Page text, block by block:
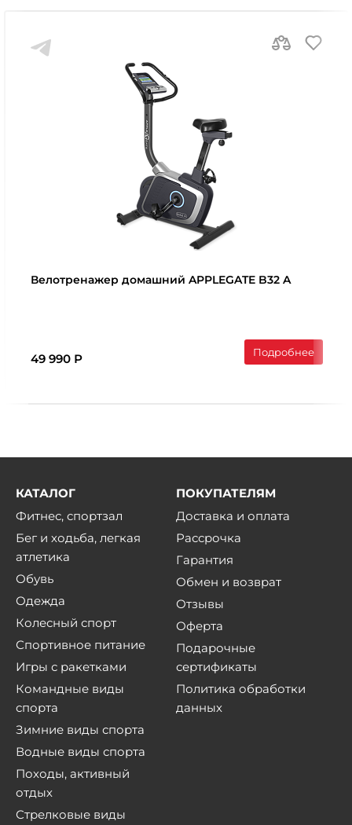
Велотренажер домашний APPLEGATE B32 A
49 990 Р Подробнее
КАТАЛОГ
Фитнес, спортзал
Бег и ходьба, легкая
атлетика
Обувь
Одежда
Колесный спорт
Спортивное питание
Игры с ракетками
Командные виды
спорта
Зимние виды спорта
Водные виды спорта
Походы, активный
отдых
Стрелковые виды
ПОКУПАТЕЛЯМ
Доставка и оплата
Рассрочка
Гарантия
Обмен и возврат
Отзывы
Оферта
Подарочные
сертификаты
Политика обработки
данных